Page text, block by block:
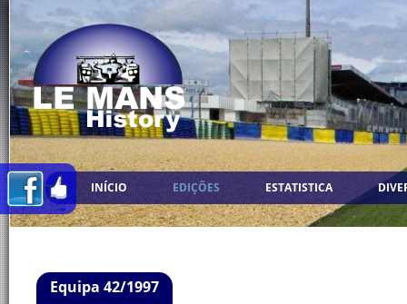
INÍCIO EDIÇÕES ESTATISTICA
Equipa 42/1997